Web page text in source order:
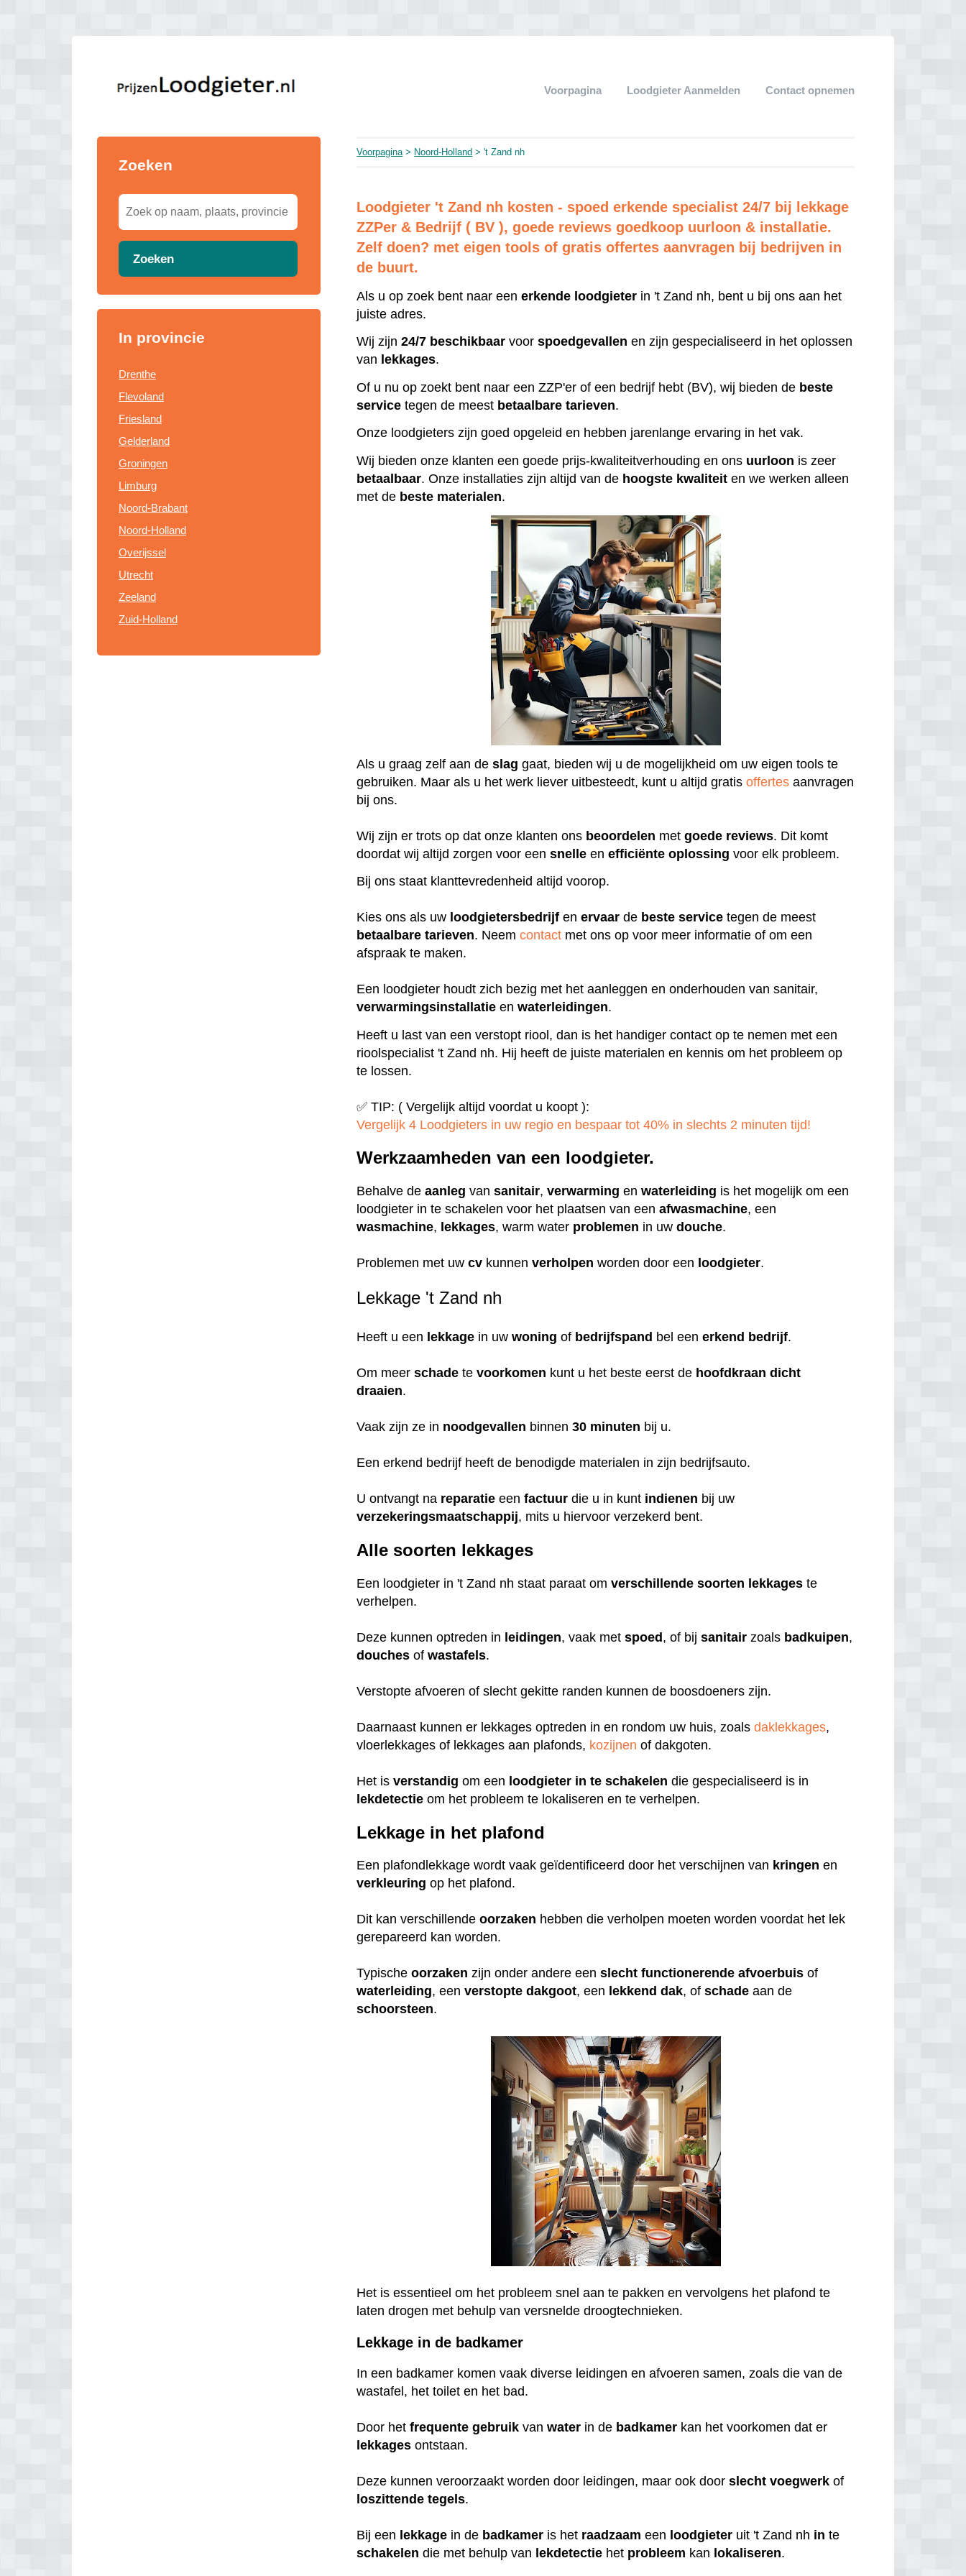
Voorpagina Loodgieter Aanmelden Contact opnemen
Zoeken
Zoeken
In provincie
Drenthe
Flevoland
Friesland
Gelderland
Groningen
Limburg
Noord-Brabant
Noord-Holland
Overijssel
Utrecht
Zeeland
Zuid-Holland
Voorpagina> Noord-Holland > 't Zand nh
Loodgieter 't Zand nh kosten - spoed erkende specialist 24/7 bij lekkage
ZZPer & Bedrijf ( BV ), goede reviews goedkoop uurloon & installatie.
Zelf doen? met eigen tools of gratis offertes aanvragen bij bedrijven in
de buurt.
Als u op zoek bent naar eenerkende loodgieter in 't Zand nh, bent u bij ons aan het
juiste adres.
Wij zijn24/7 beschikbaar voorspoedgevallen en zijn gespecialiseerd in het oplossen
van lekkages.
Of u nu op zoekt bent naar een ZZP'er of een bedrijf hebt (BV), wij bieden de beste
service tegen de meest betaalbare tarieven.
Onze loodgieters zijn goed opgeleid en hebben jarenlange ervaring in het vak.
Wij bieden onze klanten een goede prijs-kwaliteitverhouding en ons uurloon is zeer
betaalbaar. Onze installaties zijn altijd van de hoogste kwaliteit en we werken alleen
met de beste materialen.
Als u graag zelf aan deslag gaat, bieden wij u de mogelijkheid om uw eigen tools te
gebruiken. Maar als u het werk liever uitbesteedt, kunt u altijd gratisoffertes aanvragen
bij ons.
Wij zijn er trots op dat onze klanten ons beoordelen metgoede reviews. Dit komt
doordat wij altijd zorgen voor eensnelle enefficiënte oplossing voor elk probleem.
Bij ons staat klanttevredenheid altijd voorop.
Kies ons als uw loodgietersbedrijf enervaar de beste service tegen de meest
betaalbare tarieven. Neemcontact met ons op voor meer informatie of om een
afspraak te maken.
Een loodgieter houdt zich bezig met het aanleggen en onderhouden van sanitair,
verwarmingsinstallatie enwaterleidingen.
Heeft u last van een verstopt riool, dan is het handiger contact op te nemen met een
rioolspecialist 't Zand nh. Hij heeft de juiste materialen en kennis om het probleem op
te lossen.
✅ TIP: ( Vergelijk altijd voordat u koopt ):
Vergelijk 4 Loodgieters in uw regio en bespaar tot 40% in slechts 2 minuten tijd!
Werkzaamheden van een loodgieter.
Behalve deaanleg vansanitair,verwarming enwaterleiding is het mogelijk om een
loodgieter in te schakelen voor het plaatsen van eenafwasmachine, een
wasmachine, lekkages, warm water problemen in uwdouche.
Problemen met uwcv kunnenverholpen worden door een loodgieter.
Lekkage 't Zand nh
Heeft u een lekkage in uwwoning of bedrijfspand bel eenerkend bedrijf.
Om meerschade tevoorkomen kunt u het beste eerst de hoofdkraan dicht
draaien.
Vaak zijn ze in noodgevallen binnen30 minuten bij u.
Een erkend bedrijf heeft de benodigde materialen in zijn bedrijfsauto.
U ontvangt na reparatie eenfactuur die u in kunt indienen bij uw
verzekeringsmaatschappij, mits u hiervoor verzekerd bent.
Alle soorten lekkages
Een loodgieter in 't Zand nh staat paraat omverschillende soorten lekkages te
verhelpen.
Deze kunnen optreden in leidingen, vaak metspoed, of bijsanitair zoals badkuipen,
douches ofwastafels.
Verstopte afvoeren of slecht gekitte randen kunnen de boosdoeners zijn.
Daarnaast kunnen er lekkages optreden in en rondom uw huis, zoalsdaklekkages,
vloerlekkages of lekkages aan plafonds, kozijnen of dakgoten.
Het isverstandig om een loodgieter in te schakelen die gespecialiseerd is in
lekdetectie om het probleem te lokaliseren en te verhelpen.
Lekkage in het plafond
Een plafondlekkage wordt vaak geïdentificeerd door het verschijnen van kringen en
verkleuring op het plafond.
Dit kan verschillendeoorzaken hebben die verholpen moeten worden voordat het lek
gerepareerd kan worden.
Typischeoorzaken zijn onder andere eenslecht functionerende afvoerbuis of
waterleiding, eenverstopte dakgoot, een lekkend dak, ofschade aan de
schoorsteen.
Het is essentieel om het probleem snel aan te pakken en vervolgens het plafond te
laten drogen met behulp van versnelde droogtechnieken.
Lekkage in de badkamer
In een badkamer komen vaak diverse leidingen en afvoeren samen, zoals die van de
wastafel, het toilet en het bad.
Door hetfrequente gebruik vanwater in de badkamer kan het voorkomen dat er
lekkages ontstaan.
Deze kunnen veroorzaakt worden door leidingen, maar ook doorslecht voegwerk of
loszittende tegels.
Bij een lekkage in de badkamer is het raadzaam een loodgieter uit 't Zand nh in te
schakelen die met behulp van lekdetectie het probleem kan lokaliseren.